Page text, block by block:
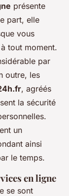
présente
part, elle
vous
tout moment.
par
outre, les
, agréés
la sécurité
un
ainsi
le temps.
en ligne
se sont